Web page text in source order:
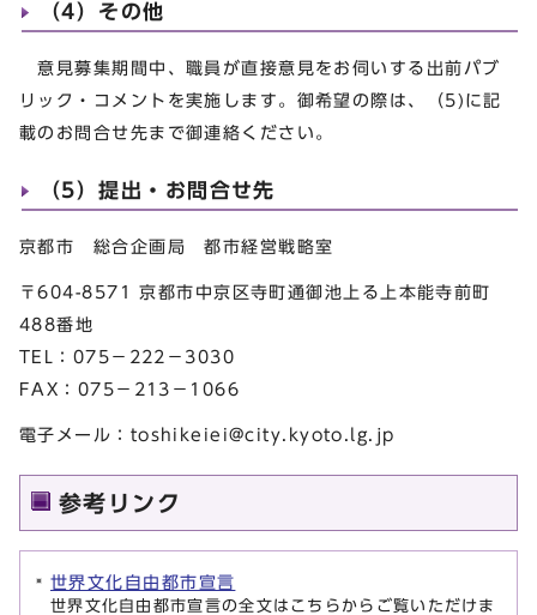
（4）その他
意見募集期間中、職員が直接意見をお伺いする出前パブ
リック・コメントを実施します。御希望の際は、（5)に記
載のお問合せ先まで御連絡ください。
（5）提出・お問合せ先
京都市 総合企画局 都市経営戦略室
〒604-8571 京都市中京区寺町通御池上る上本能寺前町
488番地
TEL：075－222－3030
FAX：075－213－1066
電子メール： toshikeiei@city.kyoto.lg.jp
参考リンク
世界文化自由都市宣言
世界文化自由都市宣言の全文はこちらからご覧いただけま